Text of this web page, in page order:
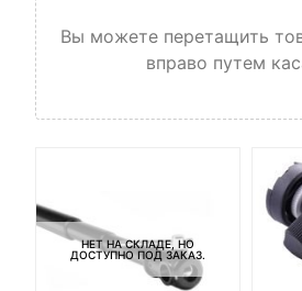
Вы можете перетащить
вправо путем
НЕТ НА СКЛАДЕ, НО
ДОСТУПНО ПОД ЗАКАЗ.